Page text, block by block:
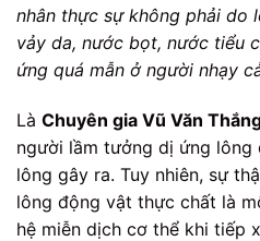
nhân thực sự không phải do
vảy da, nước bọt, nước tiểu
ứng quá mẫn ở người nhạy
Là Chuyên gia Vũ Văn
người lầm tưởng dị ứng lông
lông gây ra. Tuy nhiên, sự
lông động vật thực chất là
hệ miễn dịch cơ thể khi tiếp